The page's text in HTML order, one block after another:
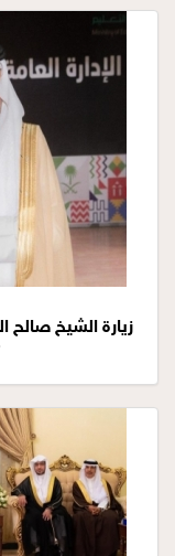
زيارة الشيخ صالح